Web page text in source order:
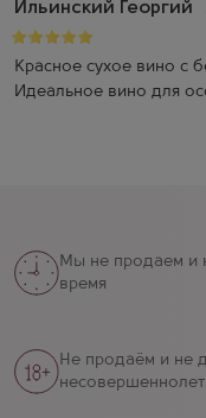
Ильинский Георгий
Красное сухое вино с
Идеальное вино для
Мы не продаем и
время
Не продаём и не